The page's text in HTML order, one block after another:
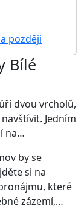
později
Bílé
dvou vrcholů,
Jedním
na…
by se
si na
které
zázemí,…